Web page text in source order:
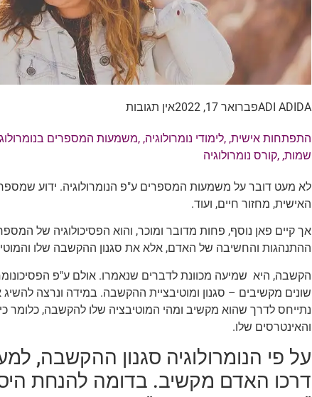
ADI ADIDAפברואר 17, 2022 אין תגובות
התפתחות אישית, ,לימודי נומרולוגיה, ,משמעות המספרים
שמות, ,קורס נומרולוגיה
לא מעט דובר על משמעות המספרים ע"פ הנומרולוגיה. ידוע
האישית, מחזור חיים, ועוד.
אך קיים פאן נוסף, פחות מדובר ומוכר, והוא הפסיכולוגיה של
ההתנהגות והחשיבה של האדם, אלא את סגנון ההקשבה שלו
הקשבה, היא שמיעה מכוונת לדברים שנאמרו. אולם ע"פ
שונים מקשיבים – סגנון ומוטיבציית ההקשבה. במידה ונרצה
נתייחס לדרך שהוא מקשיב ומהי המוטיבציה שלו להקשבה,
והאינטרסים שלו.
על פי הנומרולוגיה סגנון ההקשבה,